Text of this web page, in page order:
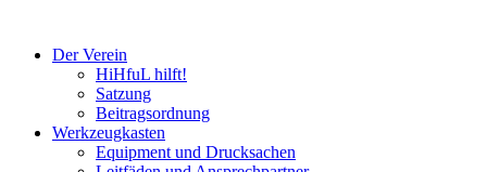
Der Verein
HiHfuL hilft!
Satzung
Beitragsordnung
Werkzeugkasten
Equipment und Drucksachen